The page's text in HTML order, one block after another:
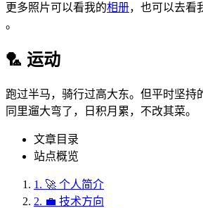
更多照片可以看我的相册，也可以去看
。
🏸 运动
跑过半马，骑行过高大东。但平时坚持
同里遛大弯了，日积月累，不改其菜。
文章目录
站点概览
1. 🚀 个人简介
2. 💼 技术方向